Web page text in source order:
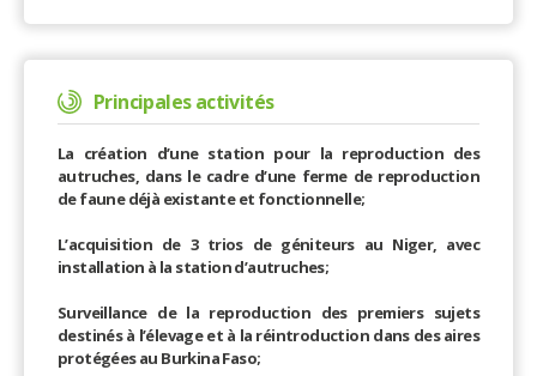
Principales activités
La création d’une station pour la reproduction des
autruches, dans le cadre d’une ferme de reproduction
de faune déjà existante et fonctionnelle;
L’acquisition de 3 trios de géniteurs au Niger, avec
installation à la station d’autruches;
Surveillance de la reproduction des premiers sujets
destinés à l’élevage et à la réintroduction dans des aires
protégées au Burkina Faso;